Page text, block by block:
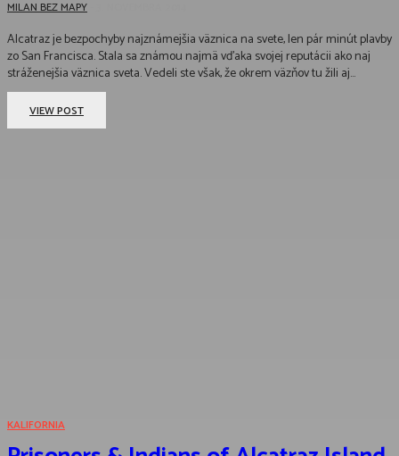
MILAN BEZ MAPY
Alcatraz je bezpochyby najznámejšia väznica na svete, len pár minút plavby
zo San Francisca. Stala sa známou najmä vďaka svojej reputácii ako naj
stráženejšia väznica sveta. Vedeli ste však, že okrem väzňov tu žili aj...
VIEW POST
KALIFORNIA